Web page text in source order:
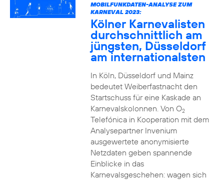
MOBILFUNKDATEN-ANALYSE ZUM
KARNEVAL 2023:
Kölner Karnevalisten
durchschnittlich am
jüngsten, Düsseldorf
am internationalsten
In Köln, Düsseldorf und Mainz
bedeutet Weiberfastnacht den
Startschuss für eine Kaskade an
Karnevalskolonnen. Von O2
Telefónica in Kooperation mit dem
Analysepartner Invenium
ausgewertete anonymisierte
Netzdaten geben spannende
Einblicke in das
Karnevalsgeschehen: wagen sich